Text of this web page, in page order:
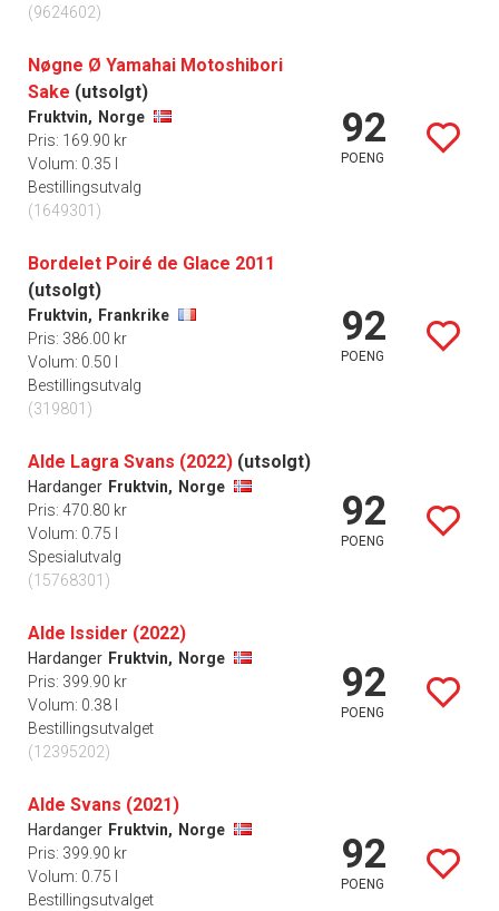
(9624602)
Nøgne Ø Yamahai Motoshibori
Sake (utsolgt)
Fruktvin, Norge
Pris: 169.90 kr
Volum: 0.35 l
Bestillingsutvalg
(1649301)
92
POENG
Bordelet Poiré de Glace 2011
(utsolgt)
Fruktvin, Frankrike
Pris: 386.00 kr
Volum: 0.50 l
Bestillingsutvalg
(319801)
92
POENG
Alde Lagra Svans (2022) (utsolgt)
Hardanger Fruktvin, Norge
Pris: 470.80 kr
Volum: 0.75 l
Spesialutvalg
(15768301)
92
POENG
Alde Issider (2022)
Hardanger Fruktvin, Norge
Pris: 399.90 kr
Volum: 0.38 l
Bestillingsutvalget
(12395202)
92
POENG
Alde Svans (2021)
Hardanger Fruktvin, Norge
Pris: 399.90 kr
Volum: 0.75 l
Bestillingsutvalget
92
POENG